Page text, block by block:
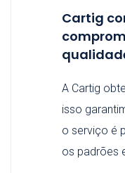
Cartig
A Cartig
isso
o serviço é
os padrões